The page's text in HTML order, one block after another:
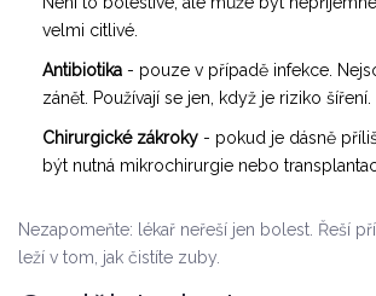
velmi citlivé.
Antibiotika - pouze v případě infekce.
zánět. Používají se jen, když je riziko šíření.
Chirurgické zákroky - pokud je dásně
být nutná mikrochirurgie nebo
Nezapomeňte: lékař neřeší jen bolest. Řeší
leží v tom, jak čistíte zuby.